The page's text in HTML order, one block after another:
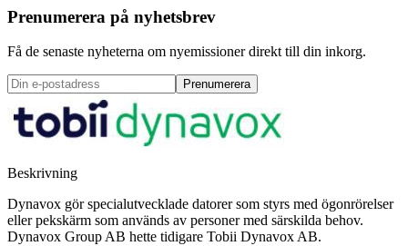
Prenumerera på nyhetsbrev
Få de senaste nyheterna om nyemissioner direkt till din inkorg.
Prenumerera
Beskrivning
Dynavox gör specialutvecklade datorer som styrs med ögonrörelser
eller pekskärm som används av personer med särskilda behov.
Dynavox Group AB hette tidigare Tobii Dynavox AB.